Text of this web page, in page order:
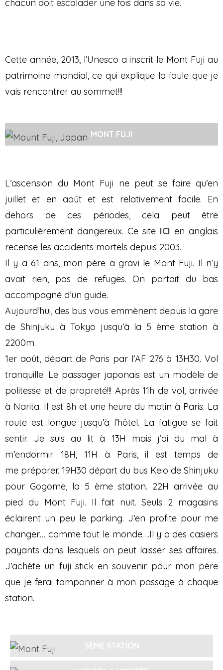
chacun doit escalader une fois dans sa vie.
Cette année, 2013, l’Unesco a inscrit le Mont Fuji au
patrimoine mondial, ce qui explique la foule que je
vais rencontrer au sommet!!!
MONT FUJI
L’ascension du Mont Fuji ne peut se faire qu’en
juillet et en août et est relativement facile. En
dehors de ces périodes, cela peut être
particulièrement dangereux. Ce site ICI en anglais
recense les accidents mortels depuis 2003.
Il y a 61 ans, mon père a gravi le Mont Fuji. Il n’y
avait rien, pas de refuges. On partait du bas
accompagné d’un guide.
Aujourd’hui, des bus vous emmènent depuis la gare
de Shinjuku à Tokyo jusqu’à la 5 ème station à
2200m.
1er août, départ de Paris par l’AF 276 à 13H30. Vol
tranquille. Le passager japonais est un modèle de
politesse et de propreté!!! Après 11h de vol, arrivée
à Narita. Il est 8h et une heure du matin à Paris. La
route est longue jusqu’à l’hôtel. La fatigue se fait
sentir. Je suis au lit à 13H mais j’ai du mal à
m’endormir. 18H, 11H à Paris, il est temps de
me préparer. 19H30 départ du bus Keio de Shinjuku
pour Gogome, la 5 ème station. 22H arrivée au
pied du Mont Fuji. Il fait nuit. Seuls 2 magasins
éclairent un peu le parking. J’en profite pour me
changer… comme tout le monde….Il y a des casiers
payants dans lesquels on peut laisser ses affaires.
J’achète un fuji stick en souvenir pour mon père
que je ferai tamponner à mon passage à chaque
station.
5ÈME STATION